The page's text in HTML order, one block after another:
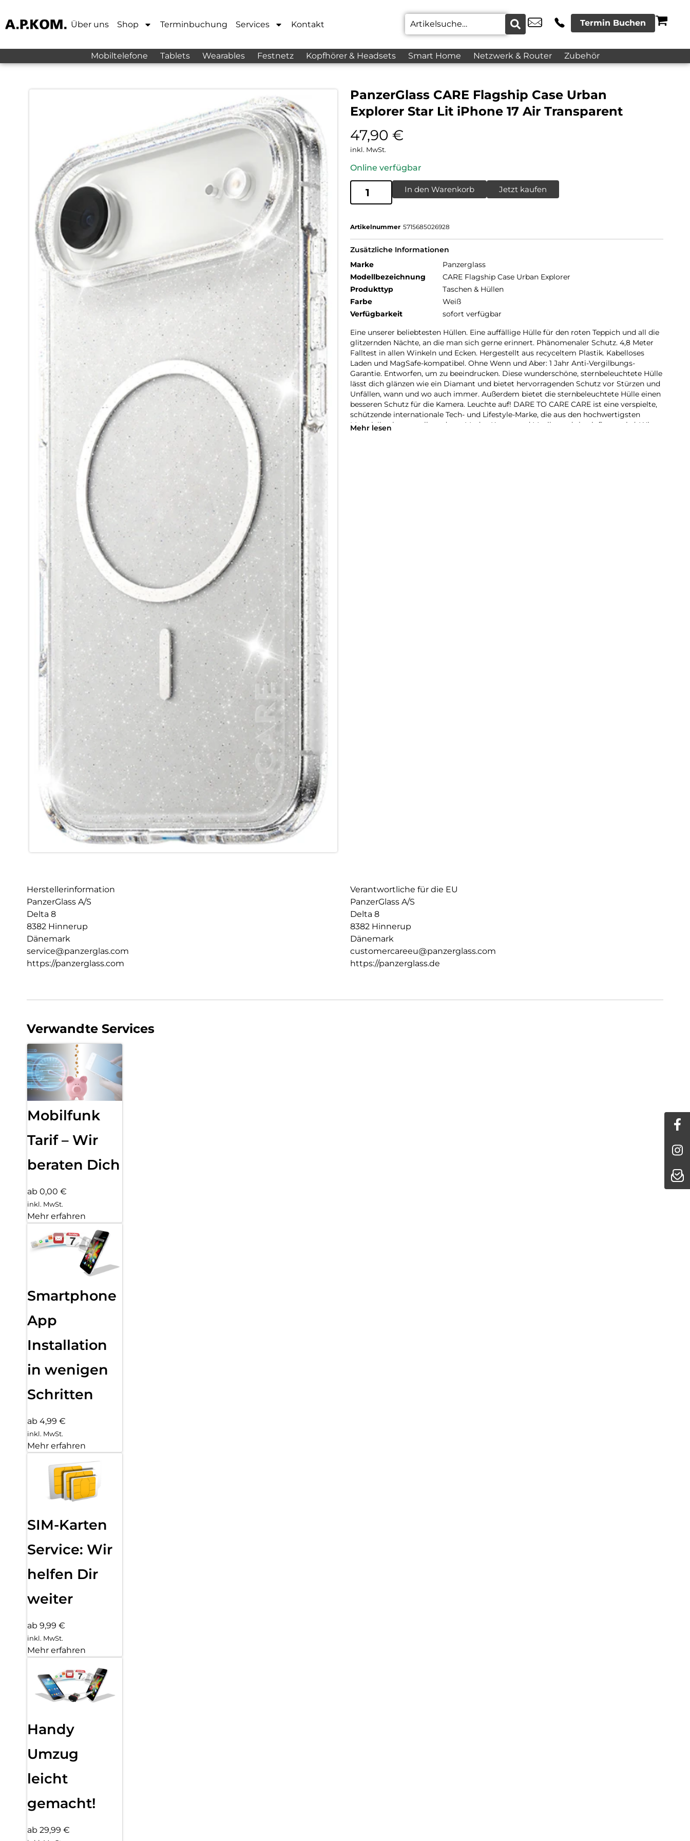
Über uns Shop Terminbuchung Services Kontakt Termin Buchen
Mobiltelefone Tablets Wearables Festnetz Kopfhörer & Headsets Smart Home Netzwerk & Router Zubehör
PanzerGlass CARE Flagship Case Urban
Explorer Star Lit iPhone 17 Air Transparent
47,90 €
inkl. MwSt.
Online verfügbar
In den Warenkorb Jetzt kaufen
Artikelnummer 5715685026928
Zusätzliche Informationen
Marke
Panzerglass
Modellbezeichnung
CARE Flagship Case Urban Explorer
Produkttyp
Taschen & Hüllen
Farbe
Weiß
Verfügbarkeit
sofort verfügbar
Eine unserer beliebtesten Hüllen. Eine auffällige Hülle für den roten Teppich und all die
glitzernden Nächte, an die man sich gerne erinnert. Phänomenaler Schutz. 4,8 Meter
Falltest in allen Winkeln und Ecken. Hergestellt aus recyceltem Plastik. Kabelloses
Laden und MagSafe-kompatibel. Ohne Wenn und Aber: 1 Jahr Anti-Vergilbungs-
Garantie. Entworfen, um zu beeindrucken. Diese wunderschöne, sternbeleuchtete Hülle
lässt dich glänzen wie ein Diamant und bietet hervorragenden Schutz vor Stürzen und
Unfällen, wann und wo auch immer. Außerdem bietet die sternbeleuchtete Hülle einen
besseren Schutz für die Kamera. Leuchte auf! DARE TO CARE CARE ist eine verspielte,
schützende internationale Tech- und Lifestyle-Marke, die aus den hochwertigsten
Materialien hergestellt und von Mode-, Kunst- und Musiktrends beeinflusst wird. Wir
Mehr lesen
Herstellerinformation
PanzerGlass A/S
Delta 8
8382 Hinnerup
Dänemark
service@panzerglas.com
https://panzerglass.com
Verantwortliche für die EU
PanzerGlass A/S
Delta 8
8382 Hinnerup
Dänemark
customercareeu@panzerglass.com
https://panzerglass.de
Verwandte Services
Mobilfunk
Tarif – Wir
beraten Dich
ab 0,00 €
inkl. MwSt.
Mehr erfahren
Smartphone
App
Installation
in wenigen
Schritten
ab 4,99 €
inkl. MwSt.
Mehr erfahren
SIM-Karten
Service: Wir
helfen Dir
weiter
ab 9,99 €
inkl. MwSt.
Mehr erfahren
Handy
Umzug
leicht
gemacht!
ab 29,99 €